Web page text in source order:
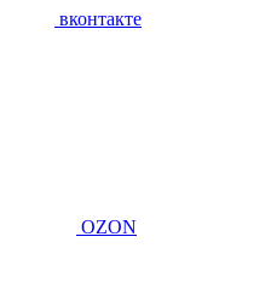
вконтакте
OZON